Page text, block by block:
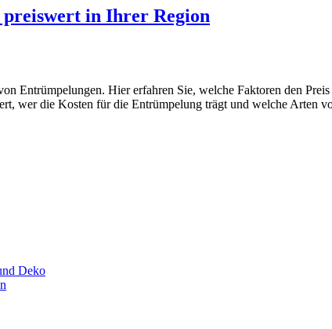
preiswert in Ihrer Region
Entrümpelungen. Hier erfahren Sie, welche Faktoren den
wer die Kosten für die Entrümpelung trägt und welche Arten
Deko